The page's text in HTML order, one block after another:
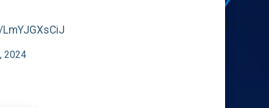
2024